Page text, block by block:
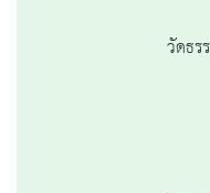
วัดธร